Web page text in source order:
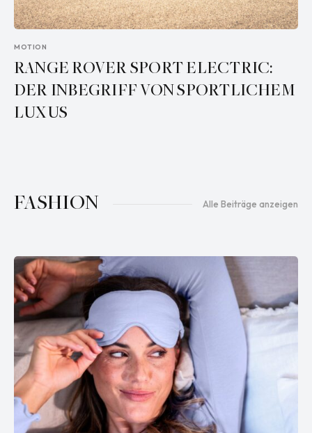
MOTION
RANGE ROVER SPORT ELECTRIC:
DER INBEGRIFF VON SPORTLICHEM
LUXUS
FASHION Alle Beiträge anzeigen